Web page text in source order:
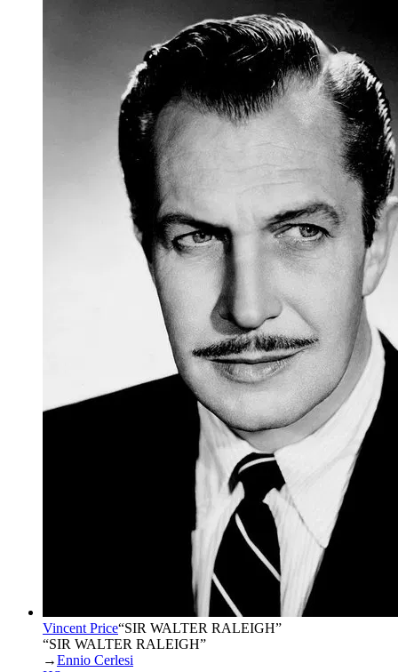
Vincent Price“SIR WALTER RALEIGH”
“SIR WALTER RALEIGH”
→Ennio Cerlesi